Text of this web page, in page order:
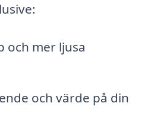
och mer ljusa
och värde på din